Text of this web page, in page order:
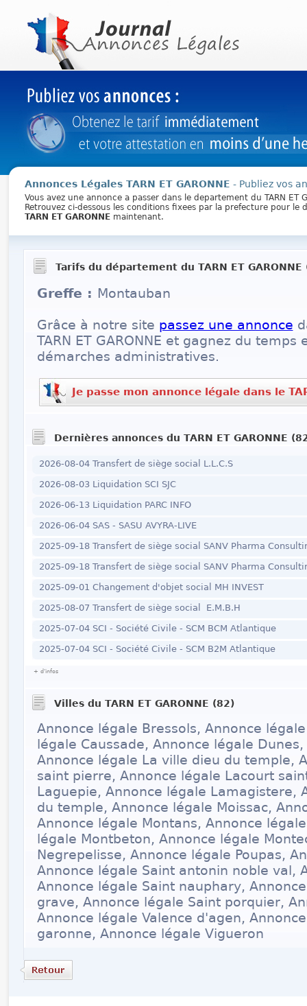
Annonces Légales TARN ET GARONNE - Publiez vos
Vous avez une annonce a passer dans le departement du TARN ET
Retrouvez ci-dessous les conditions fixees par la prefecture pour
TARN ET GARONNEmaintenant.
Tarifs du département du TARN ET GARONNE
Greffe : Montauban
Grâce à notre site passez une annonce
TARN ET GARONNE et gagnez du
démarches administratives.
Je passe mon annonce légale dans le
Dernières annonces du TARN ET GARONNE
2026-08-04 Transfert de siège social L.L.C.S
2026-08-03 Liquidation SCI SJC
2026-06-13 Liquidation PARC INFO
2026-06-04 SAS - SASU AVYRA-LIVE
2025-09-18 Transfert de siège social SANV Pharma
2025-09-18 Transfert de siège social SANV Pharma
2025-09-01 Changement d'objet social MH INVEST
2025-08-07 Transfert de siège social E.M.B.H
2025-07-04 SCI - Société Civile - SCM BCM Atlantique
2025-07-04 SCI - Société Civile - SCM B2M Atlantique
+ d'infos
Villes du TARN ET GARONNE (82)
Annonce légale Bressols, Annonce
légale Caussade, Annonce légale
Annonce légale La ville dieu du temple,
saint pierre, Annonce légale Lacourt
Laguepie, Annonce légale Lamagistere,
du temple, Annonce légale Moissac,
Annonce légale Montans, Annonce
légale Montbeton, Annonce légale
Negrepelisse, Annonce légale Poupas,
Annonce légale Saint antonin noble val,
Annonce légale Saint nauphary,
grave, Annonce légale Saint porquier,
Annonce légale Valence d'agen,
garonne, Annonce légale Vigueron